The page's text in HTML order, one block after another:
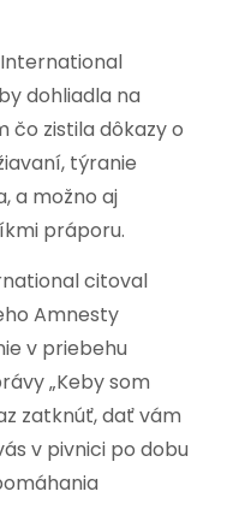
dohliadla na
čo zistila dôkazy o
týranie
a možno aj
práporu.
citoval
Amnesty
v priebehu
„Keby som
zatknúť, dať vám
v pivnici po dobu